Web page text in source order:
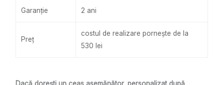
Garanție 2 ani
Preț
costul de realizare pornește de la
530 lei